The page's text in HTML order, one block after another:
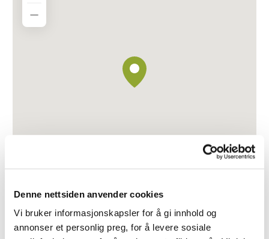
Denne nettsiden anvender cookies
Vi bruker informasjonskapsler for å gi innhold og
annonser et personlig preg, for å levere sosiale
Bønesvegen 6, 4260 Torvastad